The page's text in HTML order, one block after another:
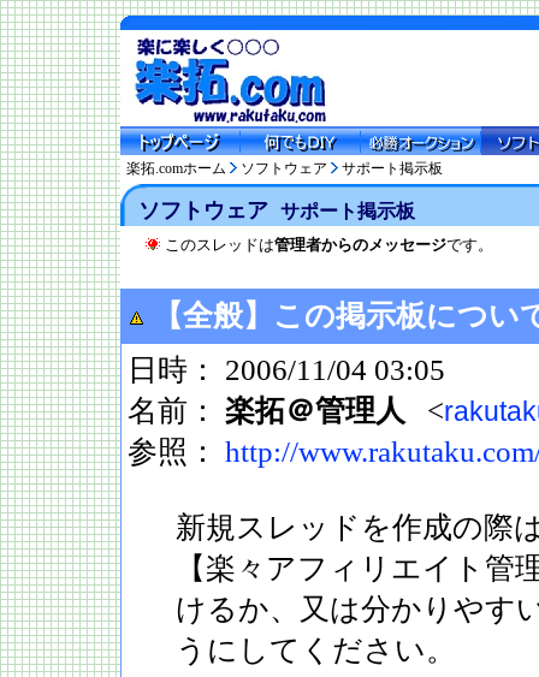
楽拓.comホーム ソフトウェア サポート掲示板
ソフトウェア サポート掲示板
このスレッドは管理者からのメッセージです。
【全般】この掲示板につい
日時： 2006/11/04 03:05
名前： 楽拓＠管理人 <
参照： http://
新規スレッドを作成の際
【楽々アフィリエイト管
けるか、又は分かりやす
うにしてください。